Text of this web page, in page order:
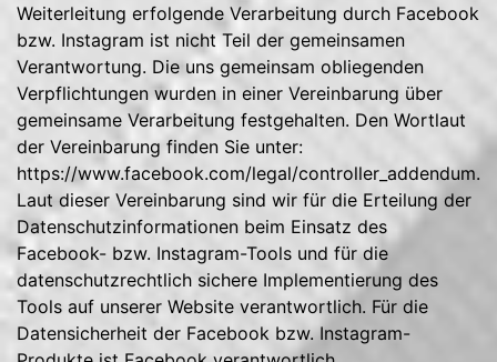
Weiterleitung erfolgende Verarbeitung durch Facebook
bzw. Instagram ist nicht Teil der gemeinsamen
Verantwortung. Die uns gemeinsam obliegenden
Verpflichtungen wurden in einer Vereinbarung über
gemeinsame Verarbeitung festgehalten. Den Wortlaut
der Vereinbarung finden Sie unter:
https://www.facebook.com/legal/controller_addendum.
Laut dieser Vereinbarung sind wir für die Erteilung der
Datenschutzinformationen beim Einsatz des
Facebook- bzw. Instagram-Tools und für die
datenschutzrechtlich sichere Implementierung des
Tools auf unserer Website verantwortlich. Für die
Datensicherheit der Facebook bzw. Instagram-